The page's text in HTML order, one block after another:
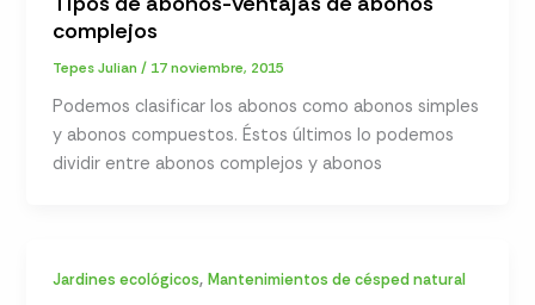
complejos
Tepes Julian/ 17 noviembre, 2015
Podemos clasificar los abonos como abonos simples
y abonos compuestos. Éstos últimos lo podemos
dividir entre abonos complejos y abonos
Jardines ecológicos,Mantenimientos de césped natural